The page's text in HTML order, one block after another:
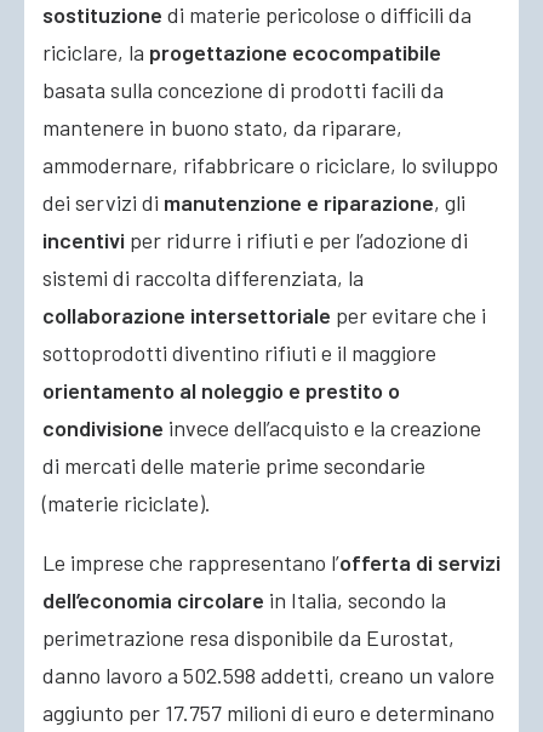
sostituzione di materie pericolose o difficili da
riciclare, la progettazione ecocompatibile
basata sulla concezione di prodotti facili da
mantenere in buono stato, da riparare,
ammodernare, rifabbricare o riciclare, lo sviluppo
dei servizi di manutenzione e riparazione, gli
incentivi per ridurre i rifiuti e per l’adozione di
sistemi di raccolta differenziata, la
collaborazione intersettoriale per evitare che i
sottoprodotti diventino rifiuti e il maggiore
orientamento al noleggio e prestito o
condivisione invece dell’acquisto e la creazione
di mercati delle materie prime secondarie
(materie riciclate).
Le imprese che rappresentano l’offerta di servizi
dell’economia circolare in Italia, secondo la
perimetrazione resa disponibile da Eurostat,
danno lavoro a 502.598 addetti, creano un valore
aggiunto per 17.757 milioni di euro e determinano